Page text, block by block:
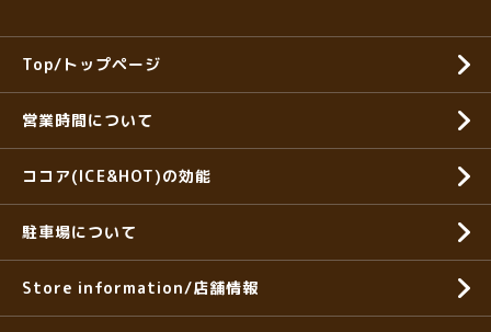
Top/トップページ
営業時間について
ココア(ICE&HOT)の効能
駐車場について
Store information/店舗情報